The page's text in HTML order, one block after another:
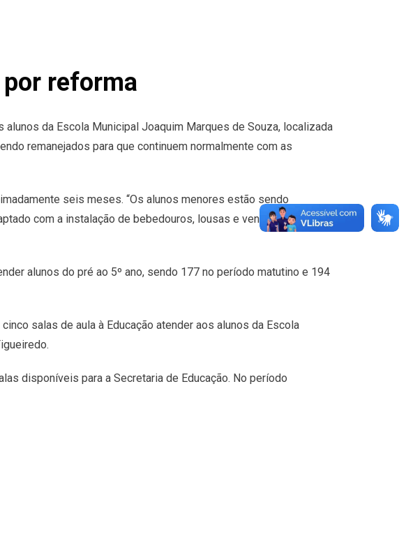
reforma
da Escola Municipal Joaquim Marques de Souza, localizada
remanejados para que continuem normalmente com as
seis meses. “Os alunos menores estão sendo
com a instalação de bebedouros, lousas e ventiladores”,
alunos do pré ao 5º ano, sendo 177 no período matutino e 194
salas de aula à Educação atender aos alunos da Escola
disponíveis para a Secretaria de Educação. No período